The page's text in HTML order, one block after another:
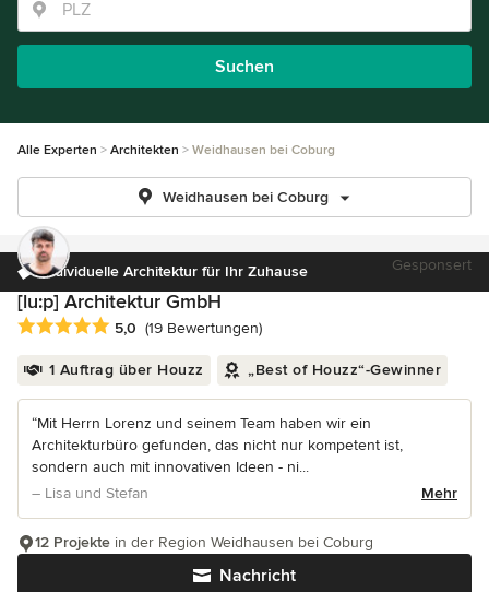
Suchen
Alle Experten Architekten Weidhausen bei Coburg
Weidhausen bei Coburg
Individuelle Architektur für Ihr Zuhause Gesponsert
[lu:p] Architektur GmbH
Durchschnittliche Bewertung: 5 von 5 Sternen
5,0 (19 Bewertungen)
1 Auftrag über Houzz „Best of Houzz“-Gewinner
“Mit Herrn Lorenz und seinem Team haben wir ein
Architekturbüro gefunden, das nicht nur kompetent ist,
sondern auch mit innovativen Ideen - ni...
– Lisa und Stefan
Mehr
Nachricht
12 Projekte in der Region Weidhausen bei Coburg